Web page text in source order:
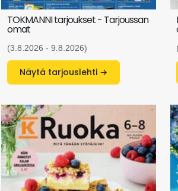
TOKMANNI tarjoukset - Tarjoussan
omat
(3.8.2026 - 9.8.2026)
Näytä tarjouslehti →